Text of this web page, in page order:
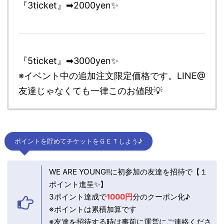
『3ticket』➡2000yen✨
『5ticket』➡3000yen✨
※イベント中の追加注文限定価格です。LINE@
友達じゃなくても一律このお値段💡
ポイントを貯めてチケットをＧＥＴしよう♪
WE ARE YOUNG!!に初参加の友達を招待で【１
ポイント進呈✨】
3ポイント達成で1000円分のクーポン化♪
※ポイントは累積加算です
※友達を招待する時は事前に運営にご連絡くださ